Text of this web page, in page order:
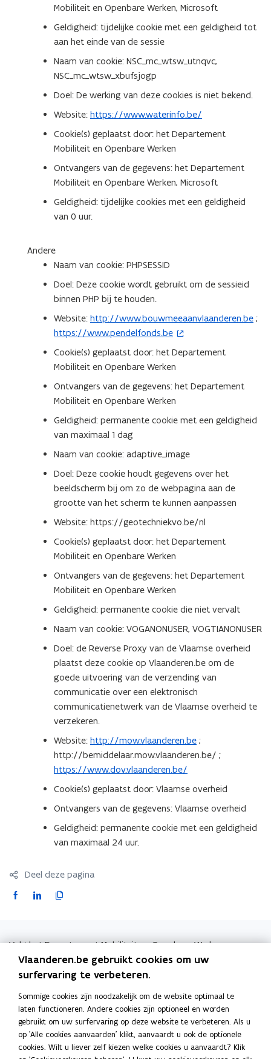
Mobiliteit en Openbare Werken, Microsoft
Geldigheid: tijdelijke cookie met een geldigheid tot
aan het einde van de sessie
Naam van cookie: NSC_mc_wtsw_utnqvc,
NSC_mc_wtsw_xbufsjogp
Doel: De werking van deze cookies is niet bekend.
Website: https://www.waterinfo.be/
Cookie(s) geplaatst door: het Departement
Mobiliteit en Openbare Werken
Ontvangers van de gegevens: het Departement
Mobiliteit en Openbare Werken, Microsoft
Geldigheid: tijdelijke cookies met een geldigheid
van 0 uur.
Andere
Naam van cookie: PHPSESSID
Doel: Deze cookie wordt gebruikt om de sessieid
binnen PHP bij te houden.
Website: http://www.bouwmeeaanvlaanderen.be ;
https://www.pendelfonds.be
(
o
p
n
t
i
n
n
e
u
w
v
e
n
t
e
r
)
Cookie(s) geplaatst door: het Departement
Mobiliteit en Openbare Werken
Ontvangers van de gegevens: het Departement
Mobiliteit en Openbare Werken
Geldigheid: permanente cookie met een geldigheid
van maximaal 1 dag
Naam van cookie: adaptive_image
Doel: Deze cookie houdt gegevens over het
beeldscherm bij om zo de webpagina aan de
grootte van het scherm te kunnen aanpassen
Website: https://geotechniekvo.be/nl
Cookie(s) geplaatst door: het Departement
Mobiliteit en Openbare Werken
Ontvangers van de gegevens: het Departement
Mobiliteit en Openbare Werken
Geldigheid: permanente cookie die niet vervalt
Naam van cookie: VOGANONUSER, VOGTIANONUSER
Doel: de Reverse Proxy van de Vlaamse overheid
plaatst deze cookie op Vlaanderen.be om de
goede uitvoering van de verzending van
communicatie over een elektronisch
communicatienetwerk van de Vlaamse overheid te
verzekeren.
Website: http://mow.vlaanderen.be ;
http://bemiddelaar.mow.vlaanderen.be/ ;
https://www.dov.vlaanderen.be/
Cookie(s) geplaatst door: Vlaamse overheid
Ontvangers van de gegevens: Vlaamse overheid
Geldigheid: permanente cookie met een geldigheid
van maximaal 24 uur.
Deel deze pagina
F
L
d
n
o
p
e
K
e
r
l
i
n
k
Volg het Departement Mobiliteit en Openbare Werken op
Facebook
opent in nieuw venster
X
opent in nieuw venster
Vlaanderen.be gebruikt cookies om uw
surfervaring te verbeteren.
Sommige cookies zijn noodzakelijk om de website optimaal te
laten functioneren. Andere cookies zijn optioneel en worden
gebruikt om uw surfervaring op deze website te verbeteren. Als u
op 'Alle cookies aanvaarden' klikt, aanvaardt u ook de optionele
cookies. Wilt u liever zelf kiezen welke cookies u aanvaardt? Klik